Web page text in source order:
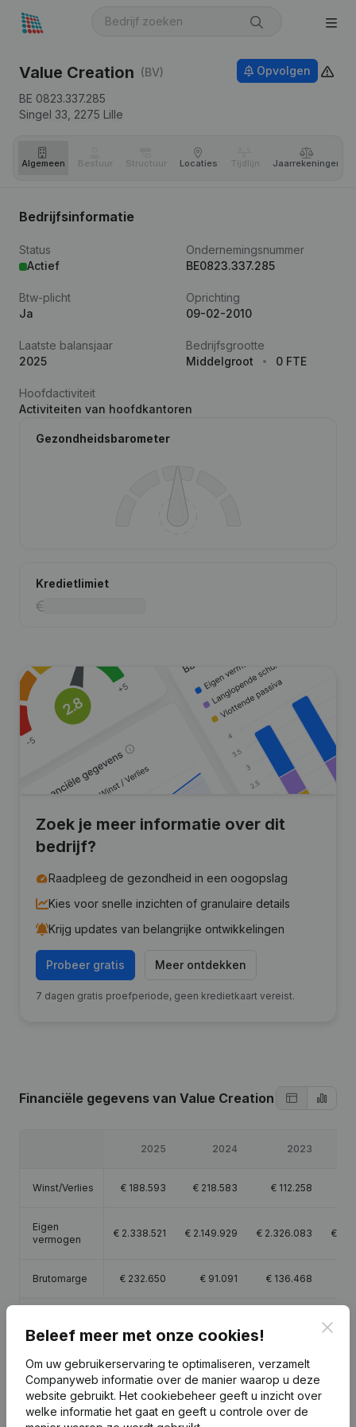
Value Creation (BV)
BE 0823.337.285
Singel 33, 2275 Lille
Opvolgen
Algemeen Bestuur Structuur Locaties Tijdlijn Jaar­rekeningen
Bedrijfsinformatie
Status
Actief
Ondernemingsnummer
BE0823.337.285
Btw-plicht
Ja
Oprichting
09-02-2010
Laatste balansjaar
2025
Bedrijfsgrootte
Middelgroot
0 FTE
Hoofdactiviteit
Activiteiten van hoofdkantoren
Gezondheidsbarometer
Kredietlimiet
Zoek je meer informatie over dit
bedrijf?
Raadpleeg de gezondheid in een oogopslag
Kies voor snelle inzichten of granulaire details
Krijg updates van belangrijke ontwikkelingen
Probeer gratis Meer ontdekken
7 dagen gratis proefperiode, geen kredietkaart vereist.
Financiële gegevens van Value Creation
2025 2024 2023
Winst/Verlies € 188.593 € 218.583 € 112.258
Eigen
vermogen
€ 2.338.521 € 2.149.929 € 2.326.083 €
Brutomarge € 232.650 € 91.091 € 136.468
Publicatiesvan Value Creation
Beleef meer met onze cookies!
Om uw gebruikerservaring te optimaliseren, verzamelt
Companyweb informatie over de manier waarop u deze
website gebruikt. Het cookiebeheer geeft u inzicht over
welke informatie het gaat en geeft u controle over de